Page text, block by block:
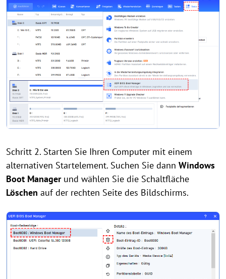
Schritt 2. Starten Sie Ihren Computer mit einem
alternativen Startelement. Suchen Sie dann Windows
Boot Managerund wählen Sie die Schaltfläche
Löschen auf der rechten Seite des Bildschirms.